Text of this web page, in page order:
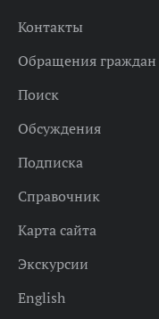
Контакты
Обращения граждан
Поиск
Обсуждения
Подписка
Справочник
Карта сайта
Экскурсии
English